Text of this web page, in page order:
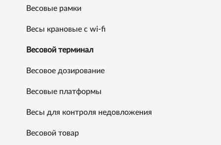
Весовые рамки
Весы крановые с wi-fi
Весовой терминал
Весовое дозирование
Весовые платформы
Весы для контроля недовложения
Весовой товар